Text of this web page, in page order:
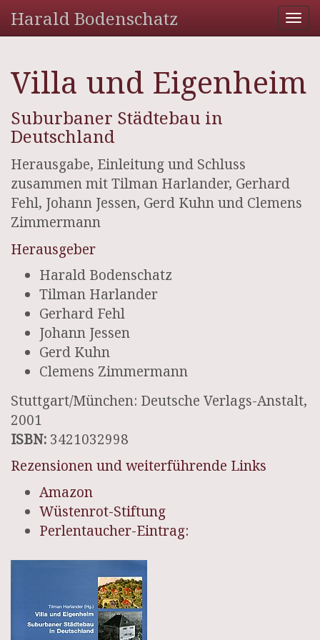
Harald Bodenschatz
Villa und Eigenheim
Suburbaner Städtebau in
Deutschland
Herausgabe, Einleitung und Schluss
zusammen mit Tilman Harlander, Gerhard
Fehl, Johann Jessen, Gerd Kuhn und Clemens
Zimmermann
Herausgeber
Harald Bodenschatz
Tilman Harlander
Gerhard Fehl
Johann Jessen
Gerd Kuhn
Clemens Zimmermann
Stuttgart/München: Deutsche Verlags-Anstalt,
2001
ISBN: 3421032998
Rezensionen und weiterführende Links
Amazon
Wüstenrot-Stiftung
Perlentaucher-Eintrag: